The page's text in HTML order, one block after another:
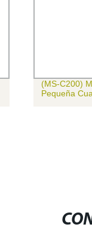
(MS-C200)
Pequeña